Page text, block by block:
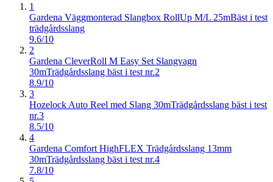
1
Gardena Väggmonterad Slangbox RollUp M/L 25mBäst i test
trädgårdsslang
9.6/10
2
Gardena CleverRoll M Easy Set Slangvagn
30mTrädgårdsslang bäst i test nr.2
8.9/10
3
Hozelock Auto Reel med Slang 30mTrädgårdsslang bäst i test
nr.3
8.5/10
4
Gardena Comfort HighFLEX Trädgårdsslang 13mm
30mTrädgårdsslang bäst i test nr.4
7.8/10